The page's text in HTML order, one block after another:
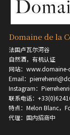
Domaine de la
法国卢瓦尔河谷
自然酒，有机认证
网站：
Email：
Instagram：
联系电话：
特点：Melon Blanc，
代理：国内招商中